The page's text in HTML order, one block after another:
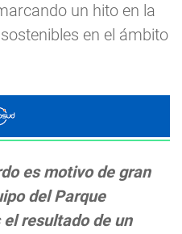
un hito en la
en el ámbito
es motivo de gran
del Parque
resultado de un